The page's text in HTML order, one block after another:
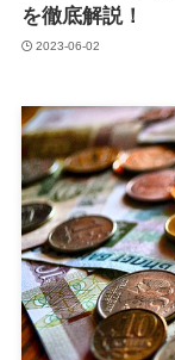
を徹底解説！
2023-06-02